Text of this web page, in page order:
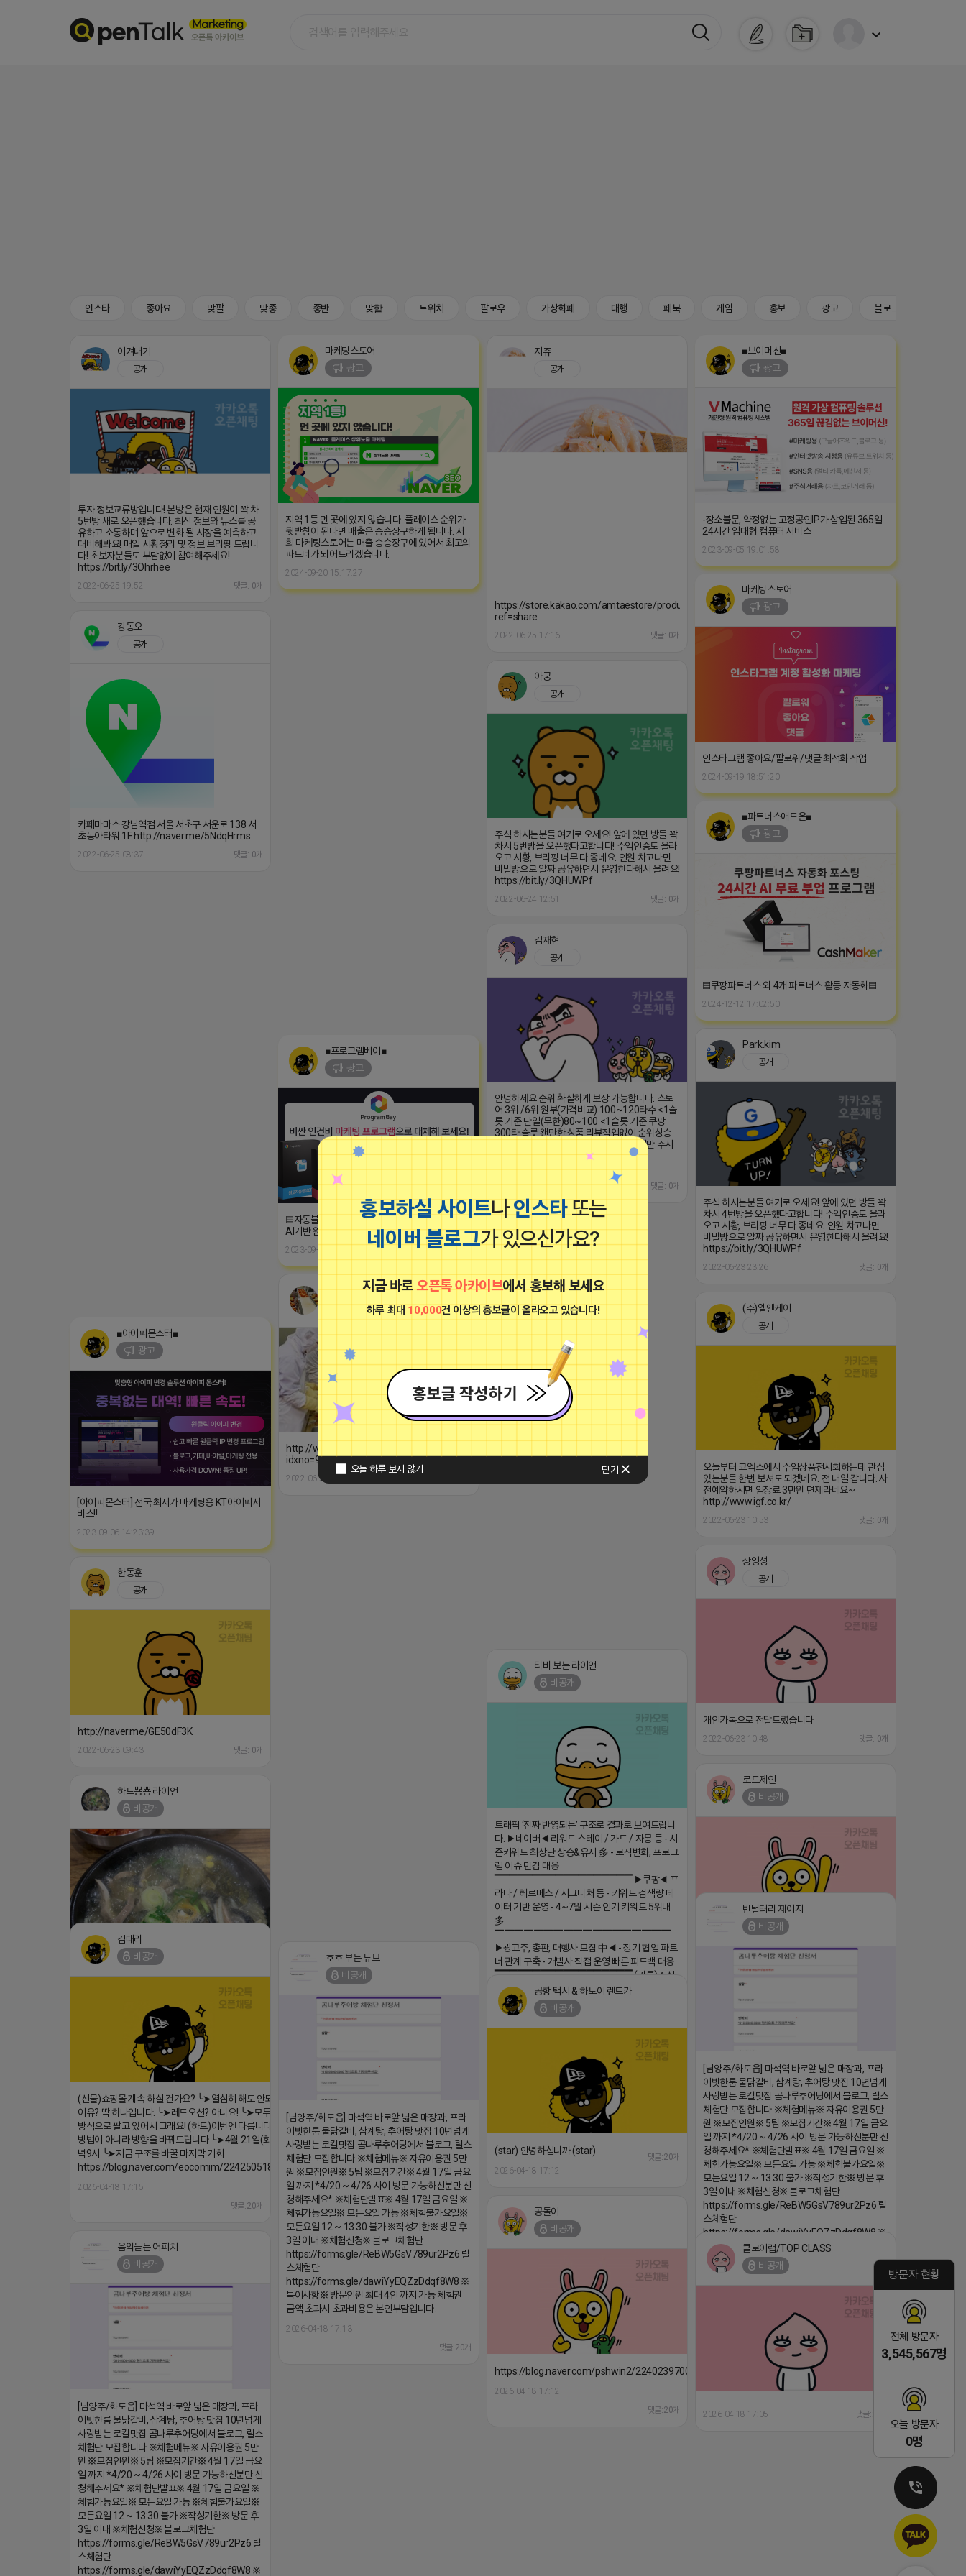
홍보하실 사이트나인스타또는
네이버 블로그가 있으신가요?
지금 바로오픈톡 아카이브에서 홍보해 보세요
하루 최대 10,000건 이상의 홍보글이 올라오고 있습니다!
오늘 하루 보지 않기 닫기
인스타 좋아요 맞팔 맞좋 좋반 맞핱 트위치 팔로우 가상화폐 대행 페북 게임 홍보 광고 블로그
이겨내기
공개
투자 정보교류방입니다! 본방은 현재 인원이 꽉 차
5번방 새로 오픈했습니다. 최신 정보와 뉴스를 공
유하고 소통하며 앞으로 변화 될 시장을 예측하고
대비해봐요! 매일 시황정리 및 정보 브리핑 드립니
다! 초보자분들도 부담없이 참여해주세요!
https://bit.ly/3Ohrhee
2022-06-25 19:52 댓글: 0개
마케팅스토어
광고
지역 1등 먼 곳에 있지 않습니다. 플레이스 순위가
뒷받침이 된다면 매출은 승승장구하게 됩니다. 저
희 마케팅스토어는 매출 승승장구에 있어서 최고의
파트너가 되어드리겠습니다.
2024-09-20 15:17:27
지쥬
공개
https://store.kakao.com/amtaestore/products/167410147?
ref=share
2022-06-25 17:16 댓글: 0개
■브이머신■
광고
-장소불문, 약정없는 고정공인IP가 삽입된 365일
24시간 임대형 컴퓨터 서비스
2023-09-05 19:01:58
마케팅스토어
광고
인스타그램 좋아요/팔로워/댓글 최적화 작업
2024-09-19 18:51:20
강동오
공개
카페마마스 강남역점 서울 서초구 서운로 138 서
초동아타워 1F http://naver.me/5NdqHrms
2022-06-25 08:37 댓글: 0개
아궁
공개
주식 하시는분들 여기로 오세요! 앞에 있던 방들 꽉
차서 5번방을 오픈했다고합니다! 수익인증도 올라
오고 시황, 브리핑 너무 다 좋네요. 인원 차고나면
비밀방으로 알짜 공유하면서 운영한다해서 올려요!
https://bit.ly/3QHUWPf
2022-06-24 12:51 댓글: 0개
■파트너스애드온■
광고
▤쿠팡파트너스 외 4개 파트너스 활동 자동화▤
2024-12-12 17:02:50
김재현
공개
안녕하세요 순위 확실하게 보장 가능합니다. 스토
어 3위 /6위 원부(가격비교) 100~120타수 <1슬
릇 기준 단일(무한)80~100 <1슬릇 기준 쿠팡
300타 슬릇 왠만한 상품 리뷰작업없이 순위상승
가능합니다. 편하게 문의주세요 많이 맡겨만 주시
면 단가는 최대한 맞춰드리겠습니다.
https://url.kr/evzxlk
2022-06-24 11:34 댓글: 0개
Park.kim
공개
주식 하시는분들 여기로 오세요! 앞에 있던 방들 꽉
차서 4번방을 오픈했다고합니다! 수익인증도 올라
오고 시황, 브리핑 너무 다 좋네요. 인원 차고나면
비밀방으로 알짜 공유하면서 운영한다해서 올려요!
https://bit.ly/3QHUWPf
2022-06-23 23:26 댓글: 0개
■프로그램베이■
광고
▤자동블로그배포 및 자동인스타배포, 자연스러운
AI기반 원고생성기 까지!▤
2023-09-06 14:23:34
권영근
공개
http://www.foodnews.co.kr/news/articleView.html?
idxno=97377 영한님이 들어왔습니다.
2022-06-23 16:48
(주)엘앤케이
공개
오늘부터 코엑스에서 수입상품전시회하는데 관심
있는분들 한번 보셔도 되겠네요. 전 내일 갑니다. 사
전예약하시면 입장료 3만원 면제라네요~
http://www.igf.co.kr/
2022-06-23 10:53 댓글: 0개
■아이피몬스터■
광고
[아이피몬스터] 전국 최저가 마케팅용 KT아이피서
비스!!
2023-09-06 14:23:39
장영성
공개
개인카톡으로 전달드렸습니다
2022-06-23 10:48 댓글: 0개
한동훈
공개
http://naver.me/GE50dF3K
2022-06-23 09:43 댓글: 0개
티비 보는 라이언
비공개
트래픽 ‘진짜 반영되는’ 구조로 결과로 보여드립니
다. ▶네이버◀ 리워드 스테이 / 가드 / 자몽 등 - 시
즌키워드 최상단 상승&유지 多 - 로직변화, 프로그
램 이슈 민감 대응
▔▔▔▔▔▔▔▔▔▔▔▔▔▔▔▔▔▔ ▶쿠팡◀ 프
라다 / 헤르메스 / 시그니처 등 - 키워드 검색량 데
이터 기반 운영 - 4~7월 시즌 인기 키워드 5위내
多
▔▔▔▔▔▔▔▔▔▔▔▔▔▔▔▔▔▔
▶광고주, 총판, 대행사 모집 中◀ - 장기 협업 파트
너 관계 구축 - 개발사 직접 운영 빠른 피드백 대응
▔▔▔▔▔▔▔▔▔▔▔▔▔▔▔▔▔▔ (카톡)주식
회사 더 풀림 https://더풀림상담.enn.kr https://
더풀림상담.enn.kr
댓글:20개
로드제인
비공개
2026-04-18 17:23
댓글:20개
하트뿅뿅 라이언
비공개
https://m.blog.naver.com/wlgus1647/224253846149
2026-04-18 17:23
댓글:20개
빈털터리 제이지
비공개
[남양주/화도읍] 마석역 바로앞 넓은 매장과, 프라
이빗한룸 물닭갈비, 삼계탕, 추어탕 맛집 10년넘게
사랑받는 로컬맛집 곰나루추어탕에서 블로그, 릴스
체험단 모집합니다 ※체험메뉴※ 자유이용권 5만
원 ※모집인원※ 5팀 ※모집기간※ 4월 17일 금요
일 까지 *4/20 ~ 4/26 사이 방문 가능하신분만 신
청해주세요* ※체험단발표※ 4월 17일 금요일 ※
체험가능요일※ 모든요일 가능 ※체험불가요일※
모든요일 12 ~ 13:30 불가 ※작성기한※ 방문 후
3일 이내 ※체험신청※ 블로그체험단
https://forms.gle/ReBW5GsV789ur2Pz6 릴
스체험단
https://forms.gle/dawiYyEQZzDdqf8W8 ※
특이사항※ 방문인원 최대 4인 까지 가능 체험권
금액 초과시 초과비용은 본인부담입니다.
댓글:20개
김대리
비공개
(선물)쇼핑몰 계속 하실 건가요? ╰➤열심히 해도 안되는
이유? 딱 하나입니다. ╰➤레드오션? 아니요! ╰➤모두 같은
방식으로 팔고 있어서 그래요! (하트)이번엔 다릅니다. ╰➤
방법이 아니라 방향을 바꿔드립니다 ╰➤4월 21일(화) 저
녁9시 ╰➤지금 구조를 바꿀 마지막 기회
https://blog.naver.com/eocomim/224250518436
2026-04-18 17:15
댓글:20개
호호 부는 튜브
비공개
[남양주/화도읍] 마석역 바로앞 넓은 매장과, 프라
이빗한룸 물닭갈비, 삼계탕, 추어탕 맛집 10년넘게
사랑받는 로컬맛집 곰나루추어탕에서 블로그, 릴스
체험단 모집합니다 ※체험메뉴※ 자유이용권 5만
원 ※모집인원※ 5팀 ※모집기간※ 4월 17일 금요
일 까지 *4/20 ~ 4/26 사이 방문 가능하신분만 신
청해주세요* ※체험단발표※ 4월 17일 금요일 ※
체험가능요일※ 모든요일 가능 ※체험불가요일※
모든요일 12 ~ 13:30 불가 ※작성기한※ 방문 후
3일 이내 ※체험신청※ 블로그체험단
https://forms.gle/ReBW5GsV789ur2Pz6 릴
스체험단
https://forms.gle/dawiYyEQZzDdqf8W8 ※
특이사항※ 방문인원 최대 4인 까지 가능 체험권
금액 초과시 초과비용은 본인부담입니다.
2026-04-18 17:13
댓글:20개
공항 택시 & 하노이 렌트카
비공개
(star) 안녕하십니까 (star)
2026-04-18 17:12
댓글:20개
공돌이
비공개
https://blog.naver.com/pshwin2/224023970047
2026-04-18 17:12
댓글:20개
음악듣는 어피치
비공개
[남양주/화도읍] 마석역 바로앞 넓은 매장과, 프라
이빗한룸 물닭갈비, 삼계탕, 추어탕 맛집 10년넘게
사랑받는 로컬맛집 곰나루추어탕에서 블로그, 릴스
체험단 모집합니다 ※체험메뉴※ 자유이용권 5만
원 ※모집인원※ 5팀 ※모집기간※ 4월 17일 금요
일 까지 *4/20 ~ 4/26 사이 방문 가능하신분만 신
청해주세요* ※체험단발표※ 4월 17일 금요일 ※
체험가능요일※ 모든요일 가능 ※체험불가요일※
모든요일 12 ~ 13:30 불가 ※작성기한※ 방문 후
3일 이내 ※체험신청※ 블로그체험단
https://forms.gle/ReBW5GsV789ur2Pz6 릴
스체험단
https://forms.gle/dawiYyEQZzDdqf8W8 ※
클로이랩/TOP CLASS
비공개
2026-04-18 17:05 댓글:20개
방문자 현황
전체 방문자
3,545,567명
오늘 방문자
0명